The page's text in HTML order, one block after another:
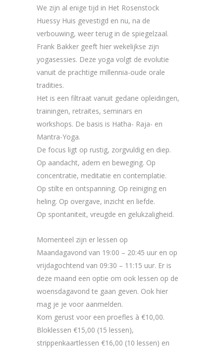
We zijn al enige tijd in Het Rosenstock
Huessy Huis gevestigd en nu, na de
verbouwing, weer terug in de spiegelzaal.
Frank Bakker geeft hier wekelijkse zijn
yogasessies. Deze yoga volgt de evolutie
vanuit de prachtige millennia-oude orale
tradities.
Het is een filtraat vanuit gedane opleidingen,
trainingen, retraites, seminars en
workshops. De basis is Hatha- Raja- en
Mantra-Yoga.
De focus ligt op rustig, zorgvuldig en diep.
Op aandacht, adem en beweging. Op
concentratie, meditatie en contemplatie.
Op stilte en ontspanning. Op reiniging en
heling. Op overgave, inzicht en liefde.
Op spontaniteit, vreugde en gelukzaligheid.
Momenteel zijn er lessen op
Maandagavond van 19:00 – 20:45 uur en op
vrijdagochtend van 09:30 – 11:15 uur. Er is
deze maand een optie om ook lessen op de
woensdagavond te gaan geven. Ook hier
mag je je voor aanmelden.
Kom gerust voor een proefles à €10,00.
Bloklessen €15,00 (15 lessen),
strippenkaartlessen €16,00 (10 lessen) en